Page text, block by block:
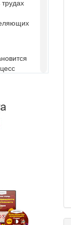
при
качеств
часто
– 7%,
никогда –
и
отсутствии
с
(92%
(73%),
и
у
важно
а
данная
в